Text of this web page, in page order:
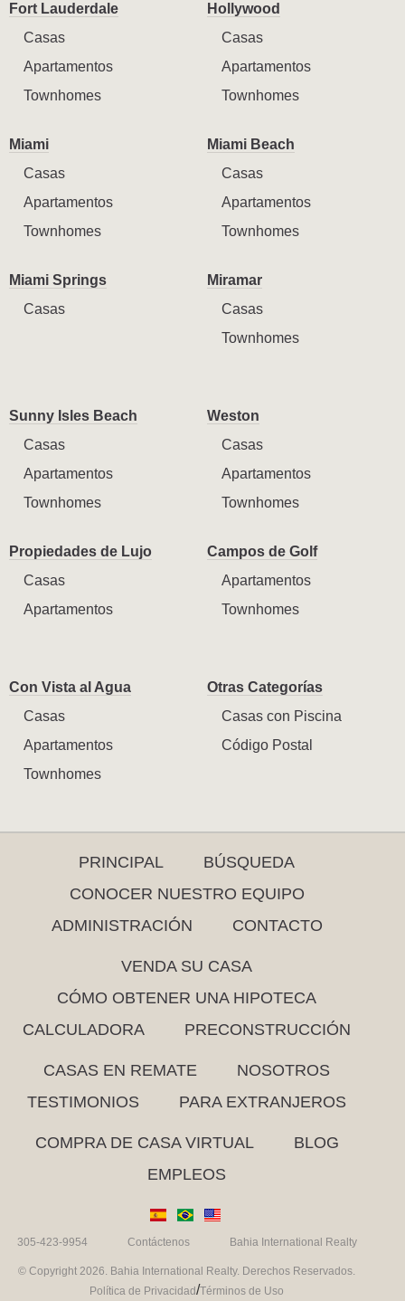
Fort Lauderdale
Casas
Apartamentos
Townhomes
Hollywood
Casas
Apartamentos
Townhomes
Miami
Casas
Apartamentos
Townhomes
Miami Beach
Casas
Apartamentos
Townhomes
Miami Springs
Casas
Miramar
Casas
Townhomes
Sunny Isles Beach
Casas
Apartamentos
Townhomes
Weston
Casas
Apartamentos
Townhomes
Propiedades de Lujo
Casas
Apartamentos
Campos de Golf
Apartamentos
Townhomes
Con Vista al Agua
Casas
Apartamentos
Townhomes
Otras Categorías
Casas con Piscina
Código Postal
PRINCIPAL
BÚSQUEDA
CONOCER NUESTRO EQUIPO
ADMINISTRACIÓN
CONTACTO
VENDA SU CASA
CÓMO OBTENER UNA HIPOTECA
CALCULADORA
PRECONSTRUCCIÓN
CASAS EN REMATE
NOSOTROS
TESTIMONIOS
PARA EXTRANJEROS
COMPRA DE CASA VIRTUAL
BLOG
EMPLEOS
305-423-9954 Contáctenos Bahia International Realty
© Copyright 2026. Bahia International Realty. Derechos Reservados.
Política de Privacidad/Términos de Uso